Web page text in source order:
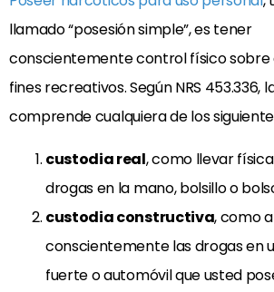
llamado “posesión simple”, es tener
conscientemente control físico sobre
fines recreativos. Según NRS 453.336,
comprende cualquiera de los
custodia real, como llevar
drogas en la mano, bolsillo o
custodia constructiva, como
conscientemente las drogas en
fuerte o automóvil que usted